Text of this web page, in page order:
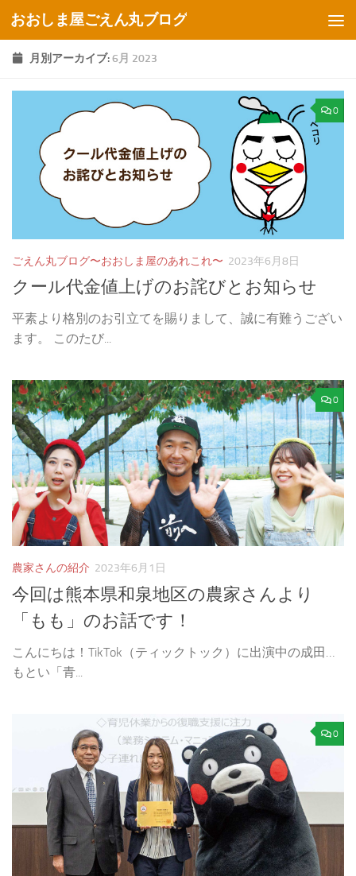
コンテンツへスキップ
おおしま屋ごえん丸ブログ
月別アーカイブ:6月 2023
0
ごえん丸ブログ〜おおしま屋のあれこれ〜 2023年6月8日
クール代金値上げのお詫びとお知らせ
平素より格別のお引立てを賜りまして、誠に有難うござい
ます。 このたび...
0
農家さんの紹介 2023年6月1日
今回は熊本県和泉地区の農家さんより
「もも」のお話です！
こんにちは！TikTok（ティックトック）に出演中の成田…
もとい「青...
0